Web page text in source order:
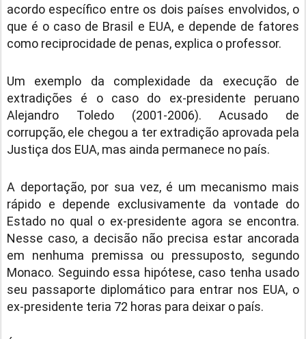
acordo específico entre os dois países envolvidos, o
que é o caso de Brasil e EUA, e depende de fatores
como reciprocidade de penas, explica o professor.
Um exemplo da complexidade da execução de
extradições é o caso do ex-presidente peruano
Alejandro Toledo (2001-2006). Acusado de
corrupção, ele chegou a ter extradição aprovada pela
Justiça dos EUA, mas ainda permanece no país.
A deportação, por sua vez, é um mecanismo mais
rápido e depende exclusivamente da vontade do
Estado no qual o ex-presidente agora se encontra.
Nesse caso, a decisão não precisa estar ancorada
em nenhuma premissa ou pressuposto, segundo
Monaco. Seguindo essa hipótese, caso tenha usado
seu passaporte diplomático para entrar nos EUA, o
ex-presidente teria 72 horas para deixar o país.